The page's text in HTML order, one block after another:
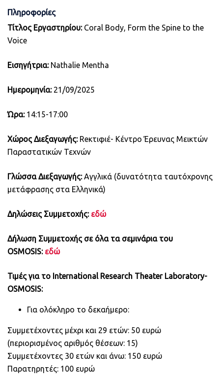
Πληροφορίες
Τίτλος Εργαστηρίου:Coral Body, Form the Spine to the
Voice
Εισηγήτρια:Nathalie Mentha
Ημερομηνία:21/09/2025
Ώρα:14:15-17:00
Χώρος Διεξαγωγής:Reκτιφιέ- Κέντρο Έρευνας Μεικτών
Παραστατικών Τεχνών
Γλώσσα Διεξαγωγής:Αγγλικά (δυνατότητα ταυτόχρονης
μετάφρασης στα Ελληνικά)
Δηλώσεις Συμμετοχής: εδώ
Δήλωση Συμμετοχής σε όλα τα σεμινάρια του
OSMOSIS: εδώ
Τιμές για το International Research Theater Laboratory-
OSMOSIS:
Για ολόκληρο το δεκαήμερο:
Συμμετέχοντες μέχρι και 29 ετών: 50 ευρώ
(περιορισμένος αριθμός θέσεων: 15)
Συμμετέχοντες 30 ετών και άνω: 150 ευρώ
Παρατηρητές: 100 ευρώ